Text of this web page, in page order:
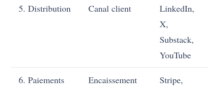
5. Distribution Canal client
LinkedIn,
X,
Substack,
YouTube
6. Paiements
Encaissement
Stripe,